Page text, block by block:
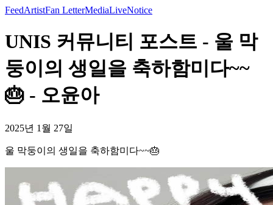
FeedArtistFan LetterMediaLiveNotice
UNIS 커뮤니티 포스트 - 울 막
둥이의 생일을 축하함미다~~
🎂 - 오윤아
2025년 1월 27일
울 막둥이의 생일을 축하함미다~~🎂